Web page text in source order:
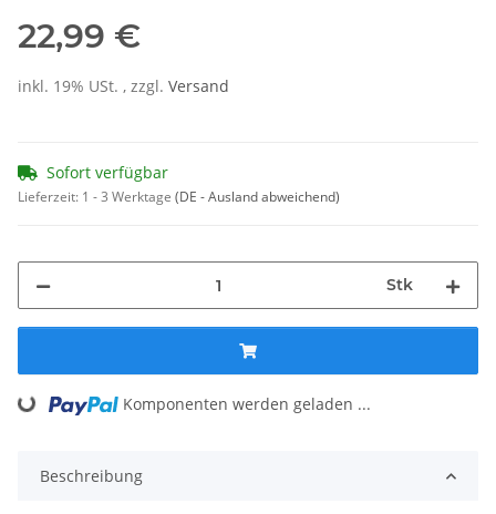
22,99 €
inkl. 19% USt. , zzgl. Versand
Sofort verfügbar
Lieferzeit: 1 - 3 Werktage (DE - Ausland abweichend)
Stk
Loading... Komponenten werden geladen ...
Beschreibung